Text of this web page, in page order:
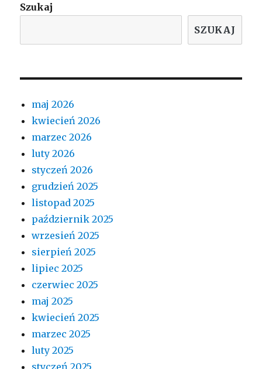
Szukaj
SZUKAJ
maj 2026
kwiecień 2026
marzec 2026
luty 2026
styczeń 2026
grudzień 2025
listopad 2025
październik 2025
wrzesień 2025
sierpień 2025
lipiec 2025
czerwiec 2025
maj 2025
kwiecień 2025
marzec 2025
luty 2025
styczeń 2025